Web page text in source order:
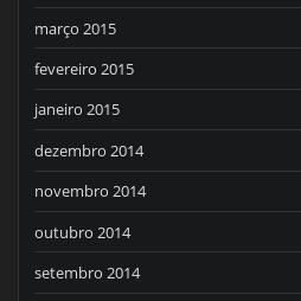
março 2015
fevereiro 2015
janeiro 2015
dezembro 2014
novembro 2014
outubro 2014
setembro 2014